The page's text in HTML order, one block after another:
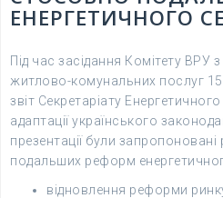
ЕНЕРГЕТИЧНОГО
Під час засідання Комітету ВРУ
житлово-комунальних послуг
звіт Секретаріату
адаптації українського
презентації були
подальших реформ
відновлення реформи